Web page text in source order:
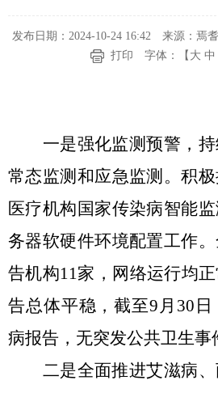
发布日期：2024-10-24 16:42
来源：焉
打印
字体：【 大 中
一是强化监测预警，
常态监测和应急监测。积
医疗机构国家传染病智能
务器软硬件环境配置工作
告机构11 家，网络运行均
告总体平稳，截至9 月 30
病报告，无突发公共卫生事
二是全面推进艾滋病